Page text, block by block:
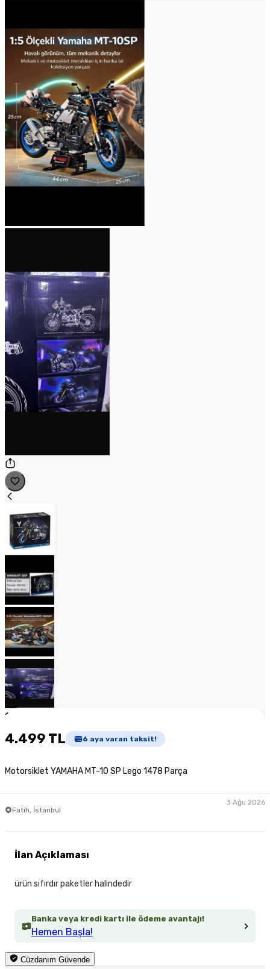
1
4.499 TL 6 aya varan taksit!
Motorsiklet YAMAHA MT-10 SP Lego 1478 Parça
Fatih, İstanbul
3 Ağu 2026
Banka veya kredi kartı ile ödeme avantajı!
Hemen Başla!
Cüzdanım Güvende
İlan Açıklaması
ürün sıfırdır paketler halindedir